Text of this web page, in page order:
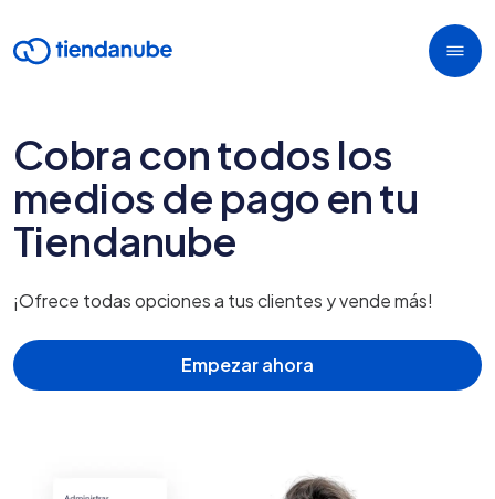
Cobra con todos los
medios de pago en tu
Tiendanube
¡Ofrece todas opciones a tus clientes y vende más!
Empezar ahora